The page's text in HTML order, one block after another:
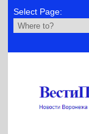
Select Page: